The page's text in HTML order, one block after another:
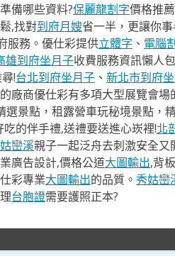
備哪些資料?保麗龍割字價格推
,找對到府月嫂省一半，更讓你
服務。優仕彩提供立體字 、 電腦
雄到府坐月子收費服務資訊懶人
!台北到府坐月子、 新北市到府
廠商優仕彩有多項大型展覽會場
選景點，租露營車玩秘境景點，
吃的伴手禮,送禮要送進心崁裡!北
巒溪親子一起泛舟去​刺激安全
廣告設計,價格公道大圖輸出,背
彩專業大圖輸出的品質。 秀姑巒
台胞證需要護照正本?